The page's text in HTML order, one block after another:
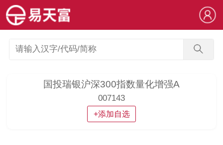
国投瑞银沪深300指数量化增强A
007143
+添加自选